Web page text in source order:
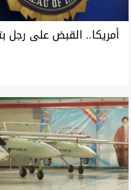
أمريكا.. القبض على